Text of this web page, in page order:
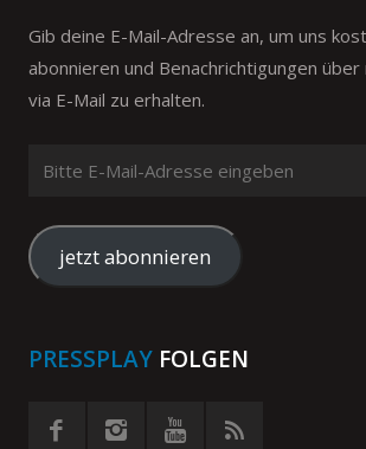
Gib deine E-Mail-Adresse an, um uns
abonnieren und Benachrichtigungen
via E-Mail zu erhalten.
Mail-
Adresse
eingeben
jetzt abonnieren
PRESSPLAY FOLGEN